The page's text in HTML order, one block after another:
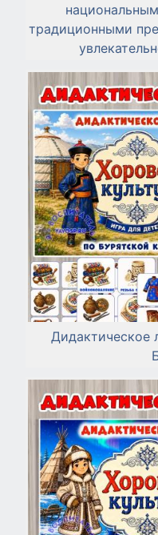
традиционными
Дидактическое